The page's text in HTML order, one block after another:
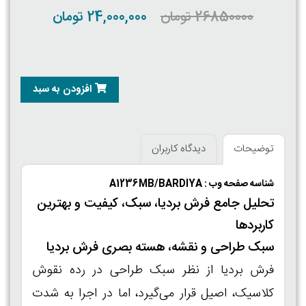
26850000 تومان 24,000,000 تومان
افزودن به سبد
توضیحات دیدگاه کاربران
شناسه صفحه وب : A1236MB/BARDIYA
تحلیل جامع فرش بردیا، سبک، کیفیت و بهترین
کاربردها
سبک طراحی و نقشه، هسته بصری فرش بردیا
فرش بردیا از نظر سبک‌ طراحی در رده نقوش
کلاسیک، اصیل قرار می‌گیرد، اما در اجرا به‌ شدت